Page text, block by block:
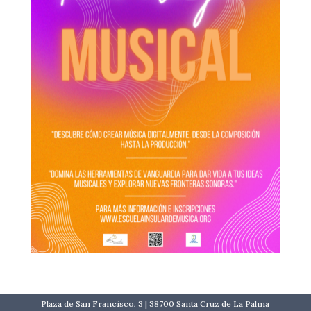
Plaza de San Francisco, 3 | 38700 Santa Cruz de La Palma